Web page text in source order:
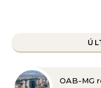
OAB-MG